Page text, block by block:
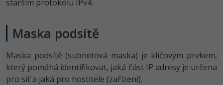
Kurzy designu
HTML/CSS -80%
Příběhy absolventů
starším protokolu IPv4.
Maska podsítě
Maska podsítě (subnetová maska) je klíčovým prvkem,
který pomáhá identifikovat, jaká část IP adresy je určena
pro síť a jaká pro hostitele (zařízení).